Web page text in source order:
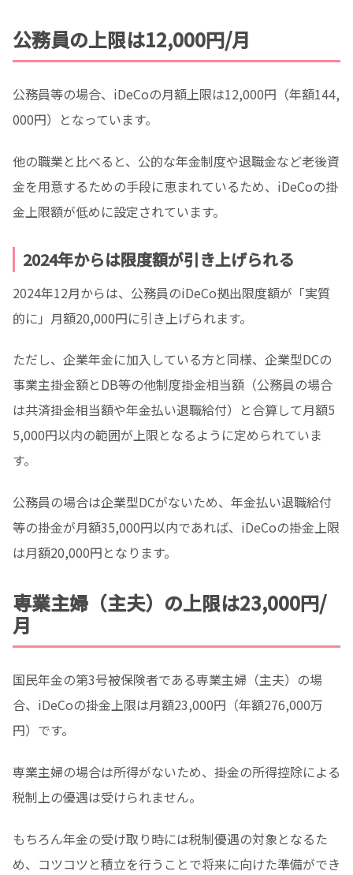
公務員の上限は12,000円/月
公務員等の場合、iDeCoの月額上限は12,000円（年額144,
000円）となっています。
他の職業と比べると、公的な年金制度や退職金など老後資
金を用意するための手段に恵まれているため、iDeCoの掛
金上限額が低めに設定されています。
2024年からは限度額が引き上げられる
2024年12月からは、公務員のiDeCo拠出限度額が「実質
的に」月額20,000円に引き上げられます。
ただし、企業年金に加入している方と同様、企業型DCの
事業主掛金額とDB等の他制度掛金相当額（公務員の場合
は共済掛金相当額や年金払い退職給付）と合算して月額5
5,000円以内の範囲が上限となるように定められていま
す。
公務員の場合は企業型DCがないため、年金払い退職給付
等の掛金が月額35,000円以内であれば、iDeCoの掛金上限
は月額20,000円となります。
専業主婦（主夫）の上限は23,000円/
月
国民年金の第3号被保険者である専業主婦（主夫）の場
合、iDeCoの掛金上限は月額23,000円（年額276,000万
円）です。
専業主婦の場合は所得がないため、掛金の所得控除による
税制上の優遇は受けられません。
もちろん年金の受け取り時には税制優遇の対象となるた
め、コツコツと積立を行うことで将来に向けた準備ができ